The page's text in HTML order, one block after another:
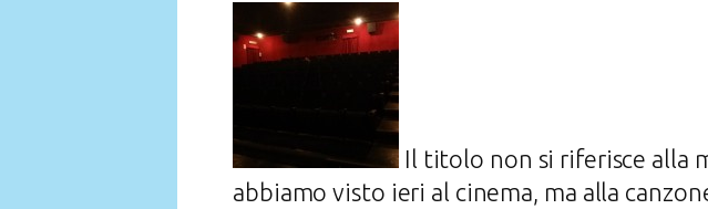
Il titolo non si riferisce alla
abbiamo visto ieri al cinema, ma alla